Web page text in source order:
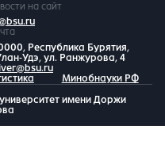
на сайт
Республика Бурятия,
Удэ, ул. Ранжурова, 4
Минобнауки РФ
имени Доржи